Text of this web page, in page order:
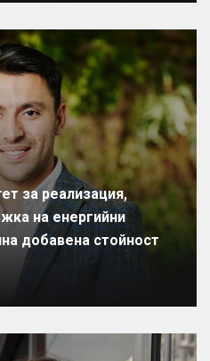
за реализация,
на енергийни
добавена стойност